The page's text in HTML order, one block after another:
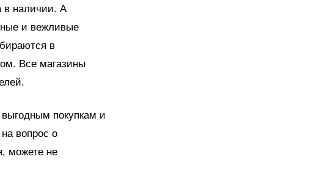
в наличии. А
и вежливые
в
Все магазины
покупкам и
вопрос о
можете не